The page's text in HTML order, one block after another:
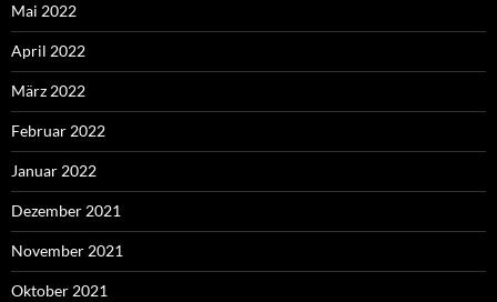
Mai 2022
April 2022
März 2022
Februar 2022
Januar 2022
Dezember 2021
November 2021
Oktober 2021